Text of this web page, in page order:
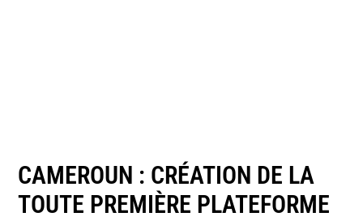
CAMEROUN : CRÉATION DE LA
TOUTE PREMIÈRE PLATEFORME